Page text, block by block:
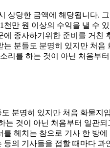
상당한 금액에 해당됩니다.
만 원 이상의 수익을 낼 수
종사하기위한 준비를 거친
분들도 분명히 있지만 처음
리를 하는 것이 아닌 처음부
분명히 있지만 처음 화물지
것이 아닌 처음부터 일관되
헤치는 참으로 기사 한 방
의 기사들을 접할 때마다 과